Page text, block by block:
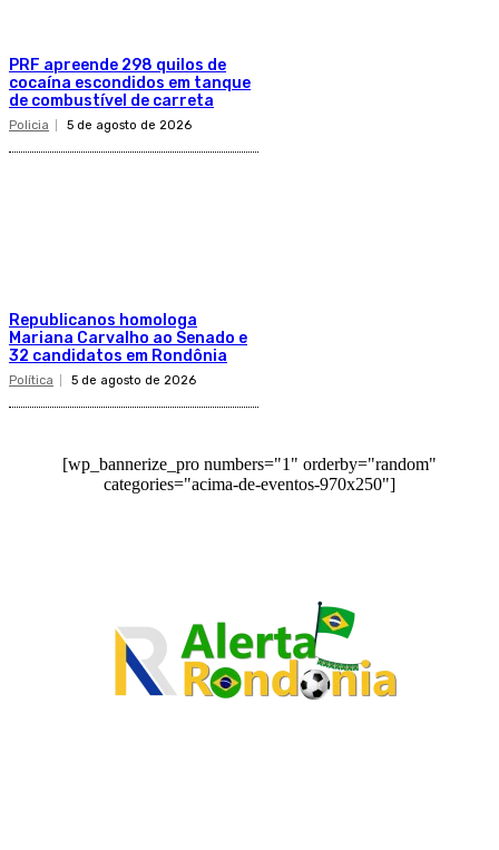
PRF apreende 298 quilos de
cocaína escondidos em tanque
de combustível de carreta
Policia 5 de agosto de 2026
Republicanos homologa
Mariana Carvalho ao Senado e
32 candidatos em Rondônia
Política 5 de agosto de 2026
[wp_bannerize_pro numbers="1" orderby="random"
categories="acima-de-eventos-970x250"]